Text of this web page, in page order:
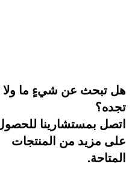
هل تبحث عن شيءٍ ما ولا
تجده؟
اتصل بمستشارينا للحصول
على مزيد من المنتجات
المتاحة.